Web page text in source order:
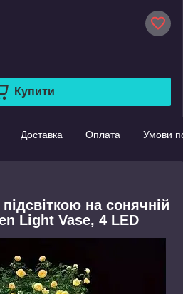
Купити
Доставка Оплата Умови
на сонячній
Light Vase, 4 LED